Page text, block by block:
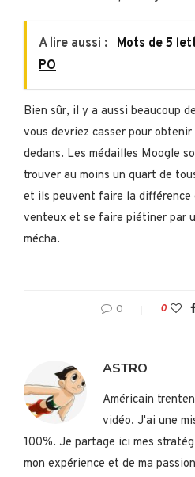
A lire aussi : Mots de 5
PO
Bien sûr, il y a aussi beaucoup
vous devriez casser pour obtenir
dedans. Les médailles Moogle
trouver au moins un quart de
et ils peuvent faire la différence
venteux et se faire piétiner par
mécha.
0 0
ASTRO
Américain
vidéo. J'ai une
100%. Je partage ici mes
mon expérience et de ma